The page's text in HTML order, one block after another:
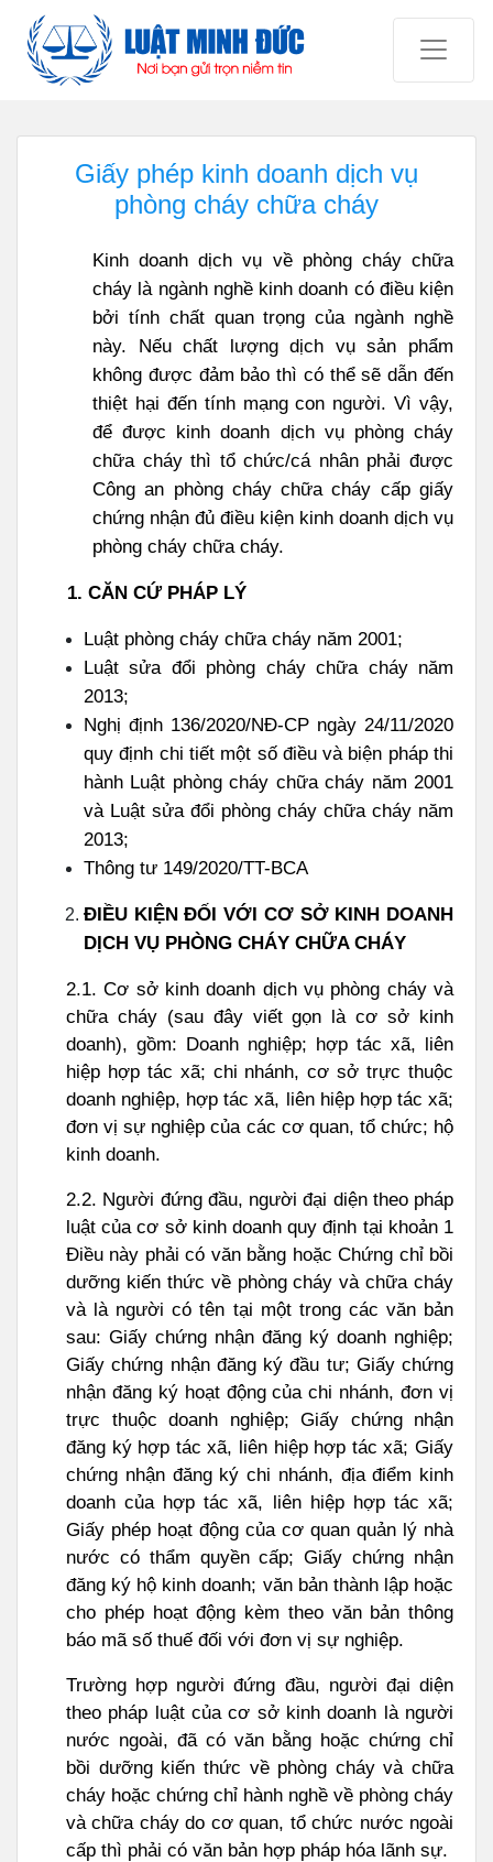
Giấy phép kinh doanh dịch vụ
phòng cháy chữa cháy
Kinh doanh dịch vụ về phòng cháy chữa
cháy là ngành nghề kinh doanh có điều kiện
bởi tính chất quan trọng của ngành nghề
này. Nếu chất lượng dịch vụ sản phẩm
không được đảm bảo thì có thể sẽ dẫn đến
thiệt hại đến tính mạng con người. Vì vậy,
để được kinh doanh dịch vụ phòng cháy
chữa cháy thì tổ chức/cá nhân phải được
Công an phòng cháy chữa cháy cấp giấy
chứng nhận đủ điều kiện kinh doanh dịch vụ
phòng cháy chữa cháy.
1. CĂN CỨ PHÁP LÝ
Luật phòng cháy chữa cháy năm 2001;
Luật sửa đổi phòng cháy chữa cháy năm
2013;
Nghị định 136/2020/NĐ-CP ngày 24/11/2020
quy định chi tiết một số điều và biện pháp thi
hành Luật phòng cháy chữa cháy năm 2001
và Luật sửa đổi phòng cháy chữa cháy năm
2013;
Thông tư 149/2020/TT-BCA
ĐIỀU KIỆN ĐỐI VỚI CƠ SỞ KINH DOANH
DỊCH VỤ PHÒNG CHÁY CHỮA CHÁY
2.1. Cơ sở kinh doanh dịch vụ phòng cháy và
chữa cháy (sau đây viết gọn là cơ sở kinh
doanh), gồm: Doanh nghiệp; hợp tác xã, liên
hiệp hợp tác xã; chi nhánh, cơ sở trực thuộc
doanh nghiệp, hợp tác xã, liên hiệp hợp tác xã;
đơn vị sự nghiệp của các cơ quan, tổ chức; hộ
kinh doanh.
2.2. Người đứng đầu, người đại diện theo pháp
luật của cơ sở kinh doanh quy định tại khoản 1
Điều này phải có văn bằng hoặc Chứng chỉ bồi
dưỡng kiến thức về phòng cháy và chữa cháy
và là người có tên tại một trong các văn bản
sau: Giấy chứng nhận đăng ký doanh nghiệp;
Giấy chứng nhận đăng ký đầu tư; Giấy chứng
nhận đăng ký hoạt động của chi nhánh, đơn vị
trực thuộc doanh nghiệp; Giấy chứng nhận
đăng ký hợp tác xã, liên hiệp hợp tác xã; Giấy
chứng nhận đăng ký chi nhánh, địa điểm kinh
doanh của hợp tác xã, liên hiệp hợp tác xã;
Giấy phép hoạt động của cơ quan quản lý nhà
nước có thẩm quyền cấp; Giấy chứng nhận
đăng ký hộ kinh doanh; văn bản thành lập hoặc
cho phép hoạt động kèm theo văn bản thông
báo mã số thuế đối với đơn vị sự nghiệp.
Trường hợp người đứng đầu, người đại diện
theo pháp luật của cơ sở kinh doanh là người
nước ngoài, đã có văn bằng hoặc chứng chỉ
bồi dưỡng kiến thức về phòng cháy và chữa
cháy hoặc chứng chỉ hành nghề về phòng cháy
và chữa cháy do cơ quan, tổ chức nước ngoài
cấp thì phải có văn bản hợp pháp hóa lãnh sự.